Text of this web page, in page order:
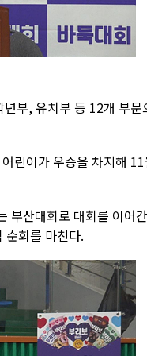
부, 유치부 등 12개 부문
린이가 우승을 차지해 11
부산대회로 대회를 이어간
순회를 마친다.